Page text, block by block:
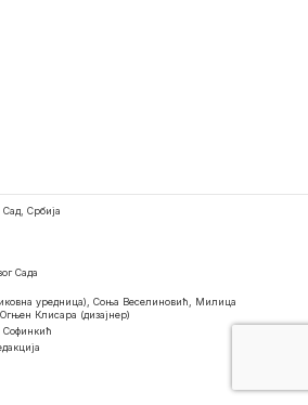
Србија
Сада
уредница), Соња Веселиновић, Милица
Клисара (дизајнер)